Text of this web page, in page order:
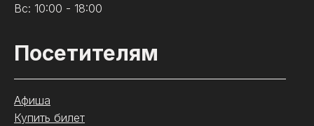
Вс: 10:00 - 18:00
Посетителям
Афиша
Купить билет